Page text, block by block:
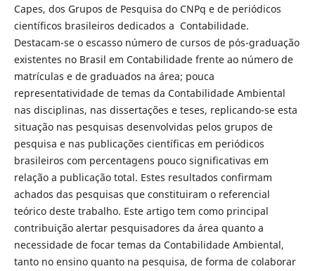
Capes, dos Grupos de Pesquisa do CNPq e de periódicos
científicos brasileiros dedicados a Contabilidade.
Destacam-se o escasso número de cursos de pós-graduação
existentes no Brasil em Contabilidade frente ao número de
matrículas e de graduados na área; pouca
representatividade de temas da Contabilidade Ambiental
nas disciplinas, nas dissertações e teses, replicando-se esta
situação nas pesquisas desenvolvidas pelos grupos de
pesquisa e nas publicações científicas em periódicos
brasileiros com percentagens pouco significativas em
relação a publicação total. Estes resultados confirmam
achados das pesquisas que constituiram o referencial
teórico deste trabalho. Este artigo tem como principal
contribuição alertar pesquisadores da área quanto a
necessidade de focar temas da Contabilidade Ambiental,
tanto no ensino quanto na pesquisa, de forma de colaborar